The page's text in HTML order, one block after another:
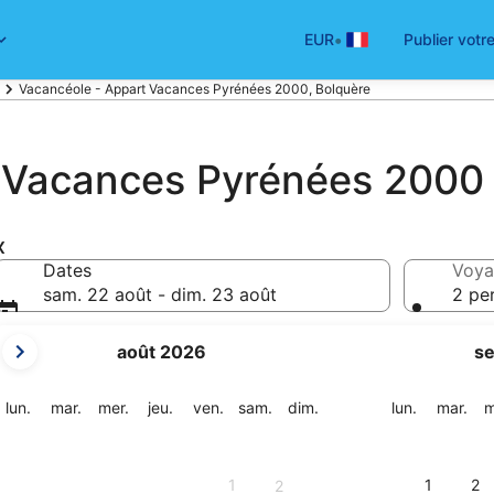
EUR• Publier
Vacancéole - Appart Vacances Pyrénées 2000, Bolquère
Pyrénées 2000
Dates
sam. 22 août - dim. 23 août
mois
sont
août 2026
lun. lundimar. mardi
mer. mercredi
jeu. jeudiven. vendredi
sam. samedi
dim.
1 2
lun. lundimar.
1 2
2